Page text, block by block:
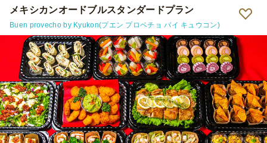
メキシカンオードブルスタンダードプラン
Buen provecho by Kyukon(プエン プロベチョ バイ キュウコン)